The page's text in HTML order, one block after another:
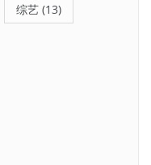
综艺 (13)